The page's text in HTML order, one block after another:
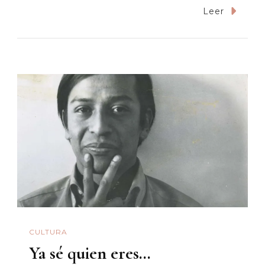
CIUDADES
Leer
CULTURA
Ya sé quien eres…